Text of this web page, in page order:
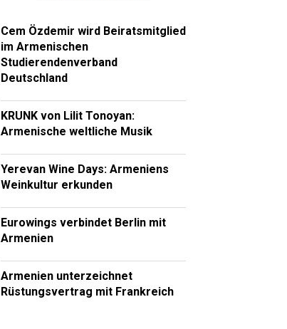
Cem Özdemir wird Beiratsmitglied
im Armenischen
Studierendenverband
Deutschland
KRUNK von Lilit Tonoyan:
Armenische weltliche Musik
Yerevan Wine Days: Armeniens
Weinkultur erkunden
Eurowings verbindet Berlin mit
Armenien
Armenien unterzeichnet
Rüstungsvertrag mit Frankreich